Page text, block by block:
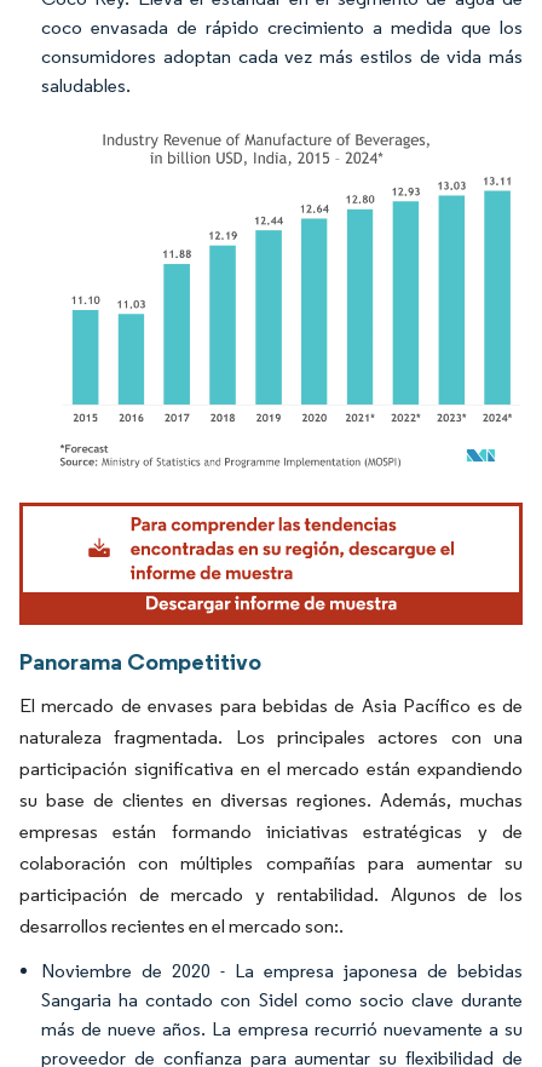
coco envasada de rápido crecimiento a medida que los
consumidores adoptan cada vez más estilos de vida más
saludables.
Imagen © Mordor Intelligence. El uso requiere atribución según CC BY 4.0.
Panorama Competitivo
El mercado de envases para bebidas de Asia Pacífico es de
naturaleza fragmentada. Los principales actores con una
participación significativa en el mercado están expandiendo
su base de clientes en diversas regiones. Además, muchas
empresas están formando iniciativas estratégicas y de
colaboración con múltiples compañías para aumentar su
participación de mercado y rentabilidad. Algunos de los
desarrollos recientes en el mercado son:.
Noviembre de 2020 - La empresa japonesa de bebidas
Sangaria ha contado con Sidel como socio clave durante
más de nueve años. La empresa recurrió nuevamente a su
proveedor de confianza para aumentar su flexibilidad de